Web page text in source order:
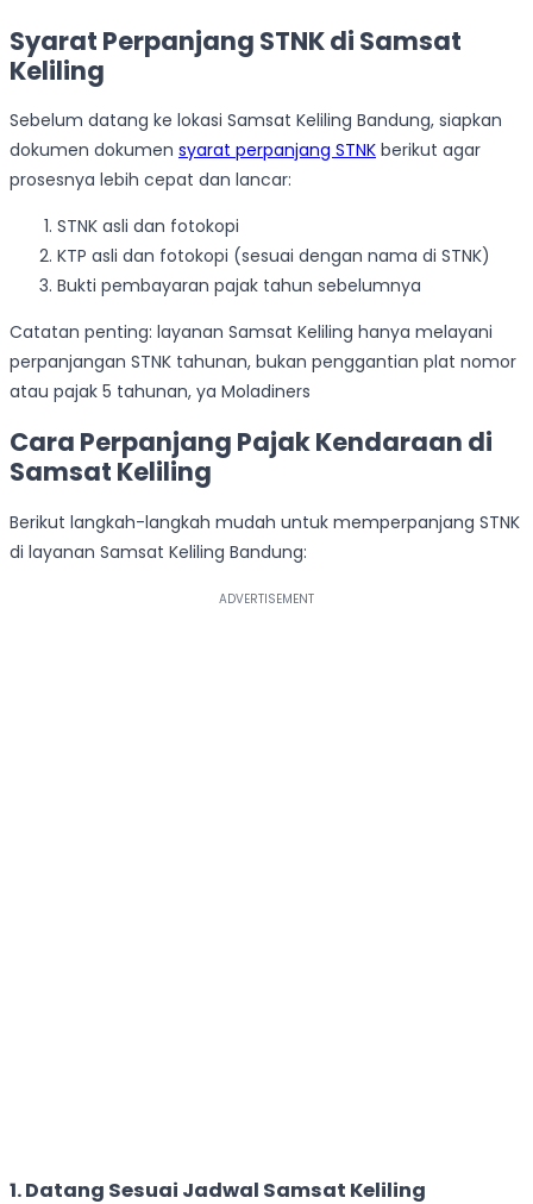
Syarat Perpanjang STNK di Samsat
Keliling
Sebelum datang ke lokasi Samsat Keliling Bandung, siapkan
dokumen dokumen syarat perpanjang STNK berikut agar
prosesnya lebih cepat dan lancar:
STNK asli dan fotokopi
KTP asli dan fotokopi (sesuai dengan nama di STNK)
Bukti pembayaran pajak tahun sebelumnya
Catatan penting: layanan Samsat Keliling hanya melayani
perpanjangan STNK tahunan, bukan penggantian plat nomor
atau pajak 5 tahunan, ya Moladiners
Cara Perpanjang Pajak Kendaraan di
Samsat Keliling
Berikut langkah-langkah mudah untuk memperpanjang STNK
di layanan Samsat Keliling Bandung:
1. Datang Sesuai Jadwal Samsat Keliling